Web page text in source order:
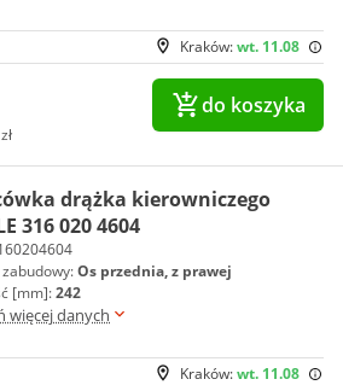
Kraków:wt. 11.08
do koszyka
drążka kierowniczego
316 020 4604
Os przednia, z prawej
[mm]:242
więcej danych
Kraków:wt. 11.08